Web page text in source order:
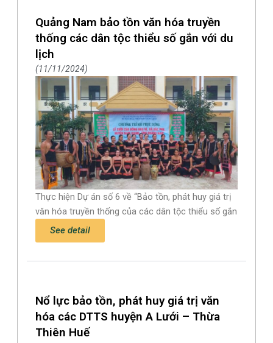
Quảng Nam bảo tồn văn hóa truyền
thống các dân tộc thiểu số gắn với du
lịch
11/11/2024
Thực hiện Dự án số 6 về “Bảo tồn, phát huy giá trị
văn hóa truyền thống của các dân tộc thiểu số gắn
See detail
Nổ lực bảo tồn, phát huy giá trị văn
hóa các DTTS huyện A Lưới – Thừa
Thiên Huế